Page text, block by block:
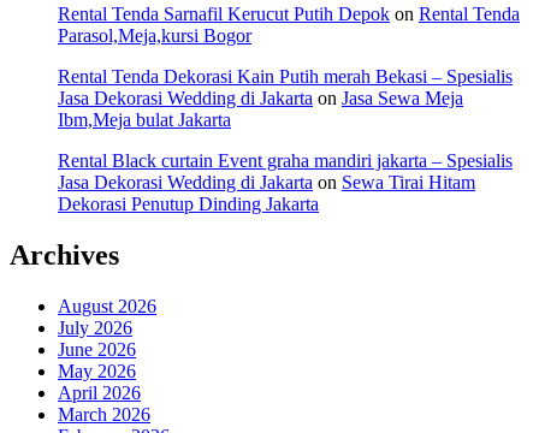
Rental Tenda Sarnafil Kerucut Putih Depok on Rental Tenda
Parasol,Meja,kursi Bogor
Rental Tenda Dekorasi Kain Putih merah Bekasi – Spesialis
Jasa Dekorasi Wedding di Jakarta on Jasa Sewa Meja
Ibm,Meja bulat Jakarta
Rental Black curtain Event graha mandiri jakarta – Spesialis
Jasa Dekorasi Wedding di Jakarta on Sewa Tirai Hitam
Dekorasi Penutup Dinding Jakarta
Archives
August 2026
July 2026
June 2026
May 2026
April 2026
March 2026